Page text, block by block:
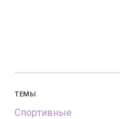
ТЕМЫ
Спортивные